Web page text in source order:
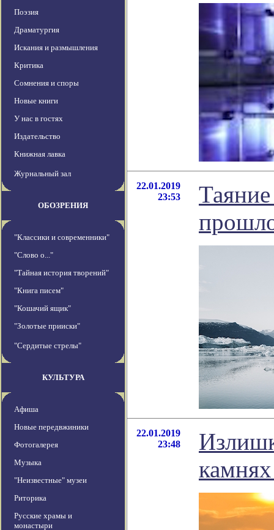
Поэзия
Драматургия
Искания и размышления
Критика
Сомнения и споры
Новые книги
У нас в гостях
Издательство
Книжная лавка
Журнальный зал
ОБОЗРЕНИЯ
"Классики и современники"
"Слово о..."
"Тайная история творений"
"Книга писем"
"Кошачий ящик"
"Золотые прииски"
"Сердитые стрелы"
КУЛЬТУРА
Афиша
Новые передвжиники
Фотогалерея
Музыка
"Неизвестные" музеи
Риторика
Русские храмы и
монастыри
22.01.2019
23:53
22.01.2019
23:48